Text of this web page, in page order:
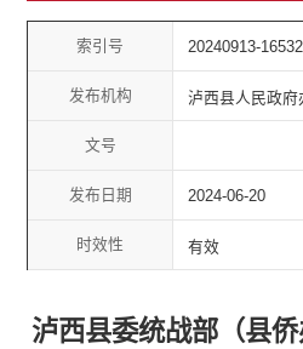
索引号 20240913-
发布机构 泸西县人民政府
文号
发布日期 2024-06-20
时效性 有效
泸西县委统战部（县